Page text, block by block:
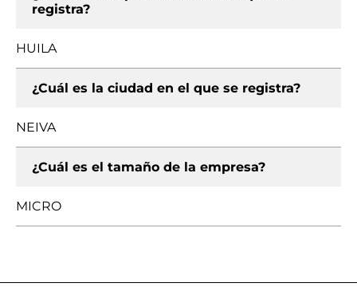
registra?
HUILA
¿Cuál es la ciudad en el que se registra?
NEIVA
¿Cuál es el tamaño de la empresa?
MICRO